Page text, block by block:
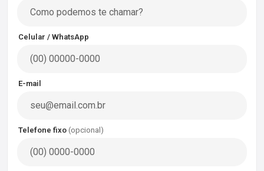
Celular / WhatsApp
E-mail
Telefone fixo (opcional)